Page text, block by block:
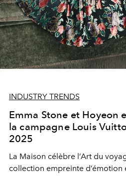
INDUSTRY TRENDS
Emma Stone et Hoyeon
la campagne Louis
2025
La Maison célèbre l’Art du
collection empreinte d’émotion